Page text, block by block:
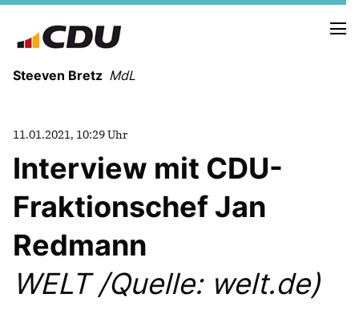
Steeven Bretz MdL
VITA
WAHLKREISBESUCHE
MEIN BÜRGERBÜRO
11.01.2021, 10:29 Uhr
Interview mit CDU-
Fraktionschef Jan
Redmann
WELT /Quelle: welt.de)